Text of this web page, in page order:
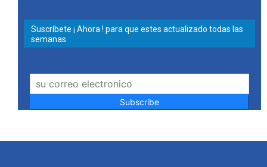
Suscríbete ¡ Ahora ! para que estes actualizado todas las
semanas
Subscribe